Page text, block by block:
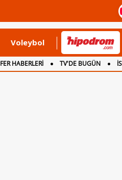
Voleybol
HABERLERİ TV'DE BUGÜN